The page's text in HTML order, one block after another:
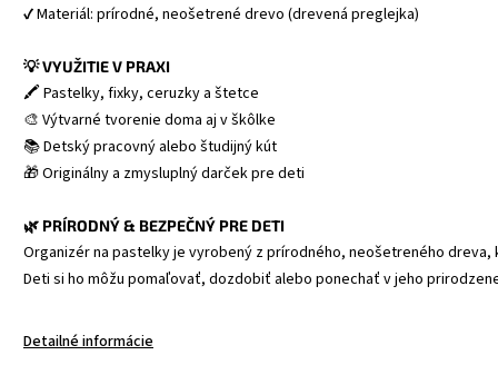
💡 VYUŽITIE V PRAXI
🖍️ Pastelky, fixky, ceruzky a štetce
🎨 Výtvarné tvorenie doma aj v škôlke
📚 Detský pracovný alebo študijný kút
🌿 PRÍRODNÝ & BEZPEČNÝ PRE DETI
Organizér na pastelky je vyrobený z prírodného, neošetreného
Detailné informácie